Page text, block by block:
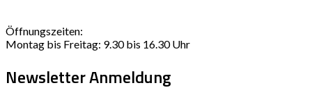
Öffnungszeiten:
Montag bis Freitag: 9.30 bis 16.30 Uhr
Newsletter Anmeldung